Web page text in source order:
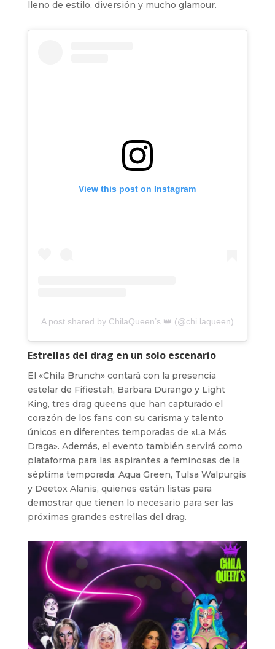
lleno de estilo, diversión y mucho glamour.
View this post on Instagram
A post shared by ChilaQueen’s 👑 (@chi.laqueen)
Estrellas del drag en un solo escenario
El «Chila Brunch» contará con la presencia
estelar de Fifiestah, Barbara Durango y Light
King, tres drag queens que han capturado el
corazón de los fans con su carisma y talento
únicos en diferentes temporadas de «La Más
Draga». Además, el evento también servirá como
plataforma para las aspirantes a feminosas de la
séptima temporada: Aqua Green, Tulsa Walpurgis
y Deetox Alanis, quienes están listas para
demostrar que tienen lo necesario para ser las
próximas grandes estrellas del drag.